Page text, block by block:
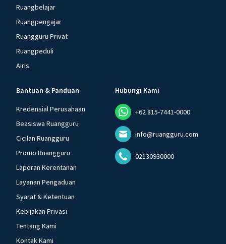
Ruangbelajar
Ruangpengajar
Ruangguru Privat
Ruangpeduli
Airis
Bantuan & Panduan
Kredensial Perusahaan
Beasiswa Ruangguru
Cicilan Ruangguru
Promo Ruangguru
Laporan Kerentanan
Layanan Pengaduan
Syarat & Ketentuan
Kebijakan Privasi
Tentang Kami
Kontak Kami
Hubungi Kami
+62 815-7441-0000
info@ruangguru.com
02130930000